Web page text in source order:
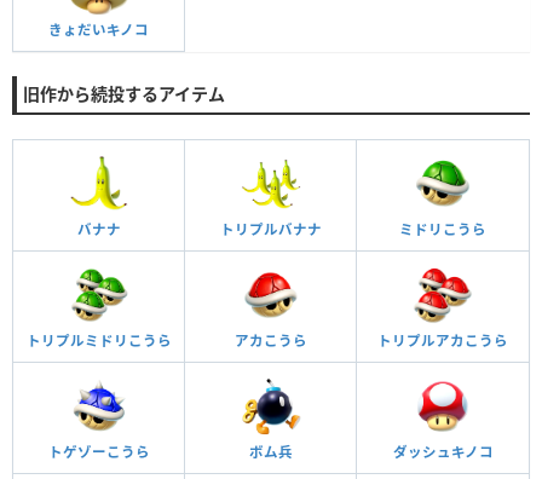
きょだいキノコ
旧作から続投するアイテム
バナナ トリプルバナナ ミドリこうら
トリプルミドリこうら アカこうら トリプルアカこうら
トゲゾーこうら ボム兵 ダッシュキノコ